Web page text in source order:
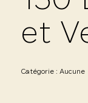
et
Catégorie : Aucune